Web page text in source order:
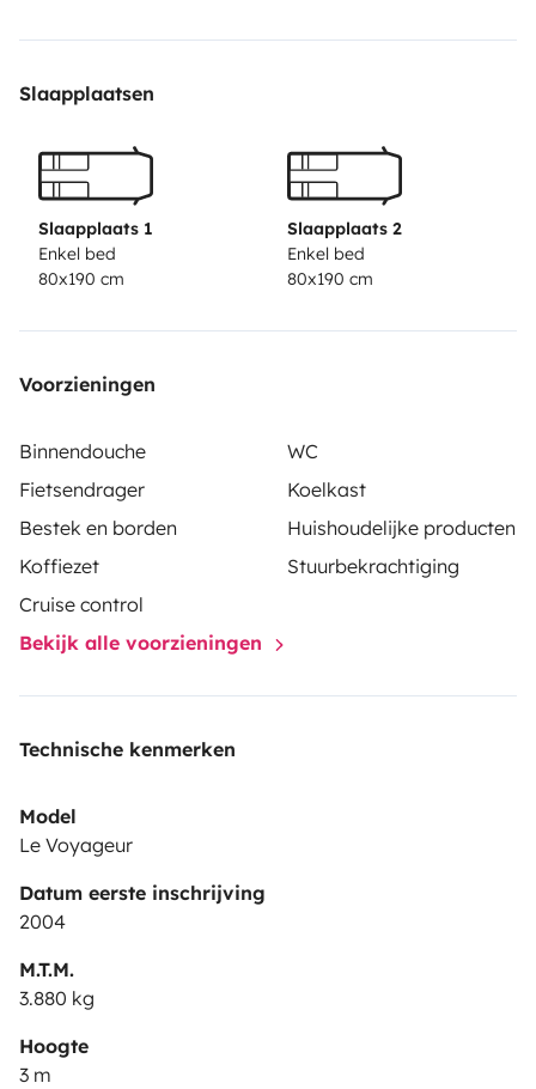
Slaapplaatsen
Slaapplaats 1
Enkel bed
80x190 cm
Slaapplaats 2
Enkel bed
80x190 cm
Voorzieningen
Binnendouche
WC
Fietsendrager
Koelkast
Bestek en borden
Huishoudelijke producten
Koffiezet
Stuurbekrachtiging
Cruise control
Bekijk alle voorzieningen
Technische kenmerken
Model
Le Voyageur
Datum eerste inschrijving
2004
M.T.M.
3.880 kg
Hoogte
3 m